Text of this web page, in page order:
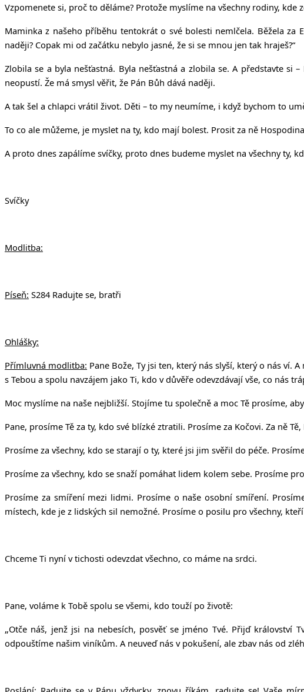
Vzpomenete si, proč to děláme? Protože myslíme na všechny rodiny, kde
Maminka z našeho příběhu tentokrát o své bolesti nemlčela. Běžela za
naději? Copak mi od začátku nebylo jasné, že si se mnou jen tak hraješ?“
Zlobila se a byla nešťastná. Byla nešťastná a zlobila se. A představte
neopustí. Že má smysl věřit, že Pán Bůh dává naději.
A tak šel a chlapci vrátil život. Děti – to my neumíme, i když bychom to
To co ale můžeme, je myslet na ty, kdo mají bolest. Prosit za ně
A proto dnes zapálíme svíčky, proto dnes budeme myslet na všechny ty,
Svíčky
Modlitba:
Píseň: S284 Radujte se, bratři
Ohlášky:
Přímluvná modlitba: Pane Bože, Ty jsi ten, který nás slyší, který o nás ví.
s Tebou a spolu navzájem jako Ti, kdo v důvěře odevzdávají vše, co nás
Moc myslíme na naše nejbližší. Stojíme tu společně a moc Tě prosíme,
Pane, prosíme Tě za ty, kdo své blízké ztratili. Prosíme za Kočovi. Za ně
Prosíme za všechny, kdo se starají o ty, které jsi jim svěřil do péče.
Prosíme za všechny, kdo se snaží pomáhat lidem kolem sebe. Prosíme
Prosíme za smíření mezi lidmi. Prosíme o naše osobní smíření.
místech, kde je z lidských sil nemožné. Prosíme o posilu pro všechny,
Chceme Ti nyní v tichosti odevzdat všechno, co máme na srdci.
Pane, voláme k Tobě spolu se všemi, kdo touží po životě:
„Otče náš, jenž jsi na nebesích, posvěť se jméno Tvé. Přijď království
odpouštíme našim viníkům. A neuveď nás v pokušení, ale zbav nás od